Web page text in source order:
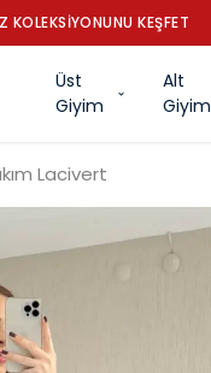
KOLEKSİYONUNU KEŞFET
Üst
Giyim
Alt
Giyim
Lacivert